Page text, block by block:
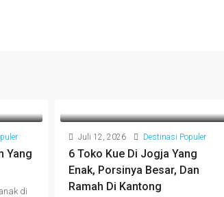
Yang
di
Juli 12, 2026 Destinasi Populer
6 Toko Kue Di Jogja Yang
Enak, Porsinya Besar, Dan
Ramah Di Kantong